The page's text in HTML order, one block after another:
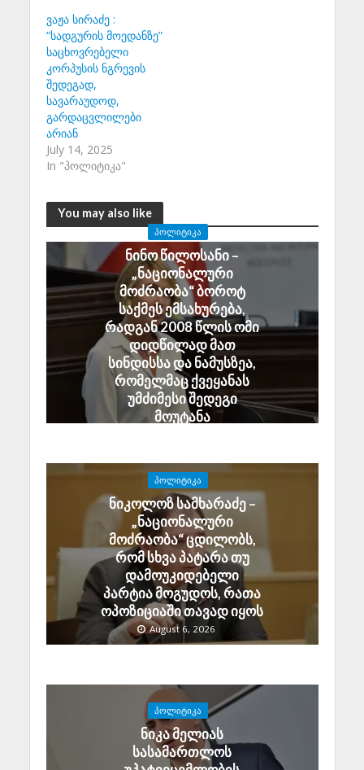
ვაჟა სირაძე :
“სადგურის მოედანზე”
საცხოვრებელი
კორპუსის ნგრევის
შედეგად,
სავარაუდოდ,
გარდაცვლილები
არიან
July 14, 2025
In "პოლიტიკა"
You may also like
ᲞᲝᲚᲘᲢᲘᲙᲐ
ნინო წილოსანი –
„ნაციონალური
მოძრაობა“ ბოროტ
საქმეს ემსახურება,
რადგან 2008 წლის ომი
დიდწილად მათ
სინდისსა და ნამუსზეა,
რომელმაც ქვეყანას
უმძიმესი შედეგი
მოუტანა
ᲞᲝᲚᲘᲢᲘᲙᲐ
ნიკოლოზ სამხარაძე –
„ნაციონალური
მოძრაობა“ ცდილობს,
რომ სხვა პატარა თუ
დამოუკიდებელი
პარტია მოგუდოს, რათა
ოპოზიციაში თავად იყოს
August 6, 2026
ᲞᲝᲚᲘᲢᲘᲙᲐ
ნიკა მელიას
სასამართლოს